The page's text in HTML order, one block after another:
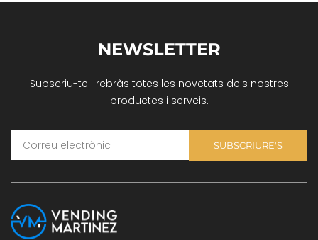
NEWSLETTER
Subscriu-te i rebràs totes les novetats dels nostres
productes i serveis.
SUBSCRIURE'S